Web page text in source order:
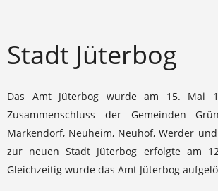
Stadt Jüterbog
Das Amt Jüterbog wurde am 15. Mai
Zusammenschluss der Gemeinden
Markendorf, Neuheim, Neuhof, Werder
zur neuen Stadt Jüterbog erfolgte am
Gleichzeitig wurde das Amt Jüterbog